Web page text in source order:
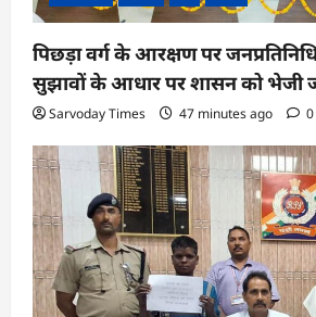
पिछड़ा वर्ग के आरक्षण पर
सुझावों के आधार पर शासन को भेजी
Sarvoday Times 47 minutes ago 0